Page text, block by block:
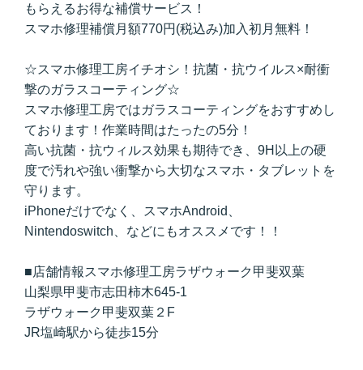
もらえるお得な補償サービス！
スマホ修理補償月額770円(税込み)加入初月無料！
☆スマホ修理工房イチオシ！抗菌・抗ウイルス×耐衝
撃のガラスコーティング☆
スマホ修理工房ではガラスコーティングをおすすめし
ております！作業時間はたったの5分！
高い抗菌・抗ウィルス効果も期待でき、9H以上の硬
度で汚れや強い衝撃から大切なスマホ・タブレットを
守ります。
iPhoneだけでなく、スマホAndroid、
Nintendoswitch、などにもオススメです！！
■店舗情報スマホ修理工房ラザウォーク甲斐双葉
山梨県甲斐市志田柿木645-1
ラザウォーク甲斐双葉２F
JR塩崎駅から徒歩15分